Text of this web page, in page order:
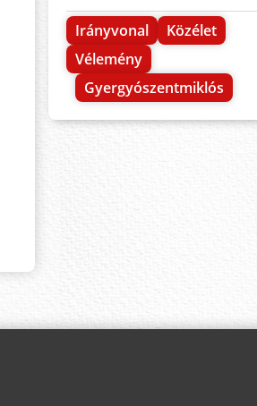
Irányvonal
Közélet
Vélemény
Gyergyószentmiklós